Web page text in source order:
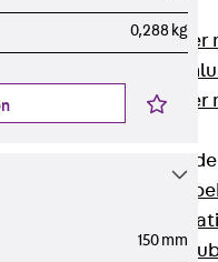
Anschluss
Gerätebecher
GST18-
Gerätebecher
Zubehör für
Optionales
0,288 kg
150 mm